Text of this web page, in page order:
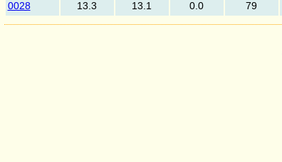
0028
13.3 13.1 0.0 79